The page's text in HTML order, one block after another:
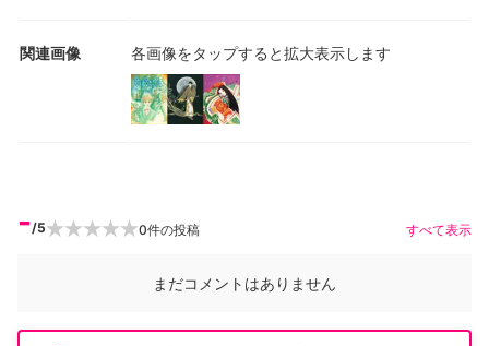
関連画像 各画像をタップすると拡大表示します
-/5 0件の投稿 すべて表示
まだコメントはありません